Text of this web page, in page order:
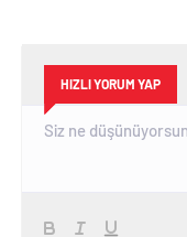
HIZLI YORUM YAP